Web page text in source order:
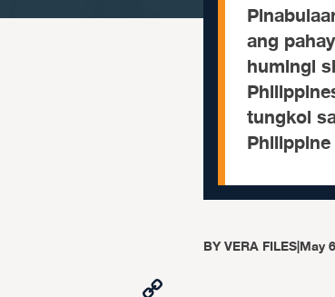
ang
humingi
tungkol
Philippine
BYVERA FILES|May